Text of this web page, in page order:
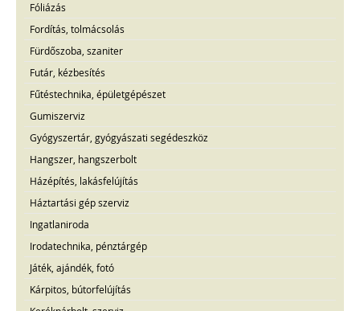
Fóliázás
Fordítás, tolmácsolás
Fürdőszoba, szaniter
Futár, kézbesítés
Fűtéstechnika, épületgépészet
Gumiszerviz
Gyógyszertár, gyógyászati segédeszköz
Hangszer, hangszerbolt
Házépítés, lakásfelújítás
Háztartási gép szerviz
Ingatlaniroda
Irodatechnika, pénztárgép
Játék, ajándék, fotó
Kárpitos, bútorfelújítás